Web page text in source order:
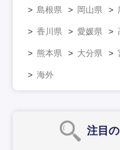
島根県 岡山県
香川県 愛媛県
熊本県 大分県
海外
注目